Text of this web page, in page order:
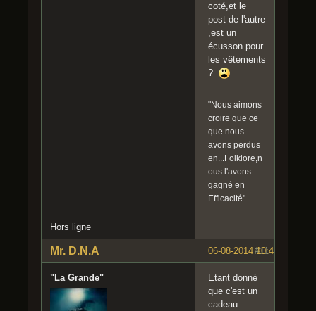
coté,et le
post de l'autre
,est un
écusson pour
les vêtements
?
"Nous aimons
croire que ce
que nous
avons perdus
en...Folklore,n
ous l'avons
gagné en
Efficacité"
Hors ligne
#11
06-08-2014 10:46:01
Mr. D.N.A
"La Grande"
Etant donné
que c'est un
cadeau